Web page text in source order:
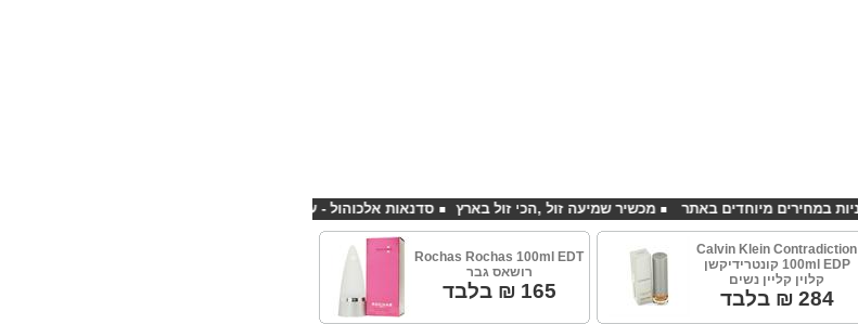
סדנאות אלכוהול - ערב גיבוש לחברות מכשיר שמיעה זול ,הכי זול בארץ
Calvin Klein Contradiction
100ml EDP קונטרידיקשן
קלוין קליין נשים
284 ₪ בלבד
Rochas Rochas 100ml EDT
רושאס גבר
165 ₪ בלבד